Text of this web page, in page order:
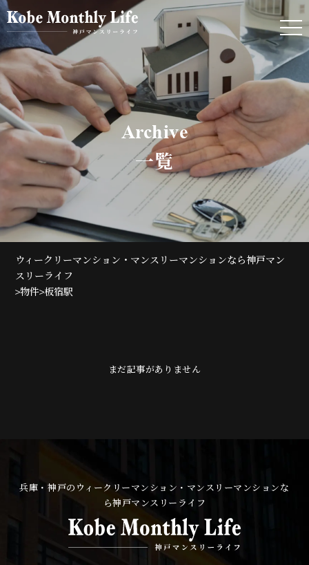
Archive
一覧
ウィークリーマンション・マンスリーマンションなら神戸マン
スリーライフ
>物件>板宿駅
まだ記事がありません
兵庫・神戸のウィークリーマンション・マンスリーマンションな
ら神戸マンスリーライフ